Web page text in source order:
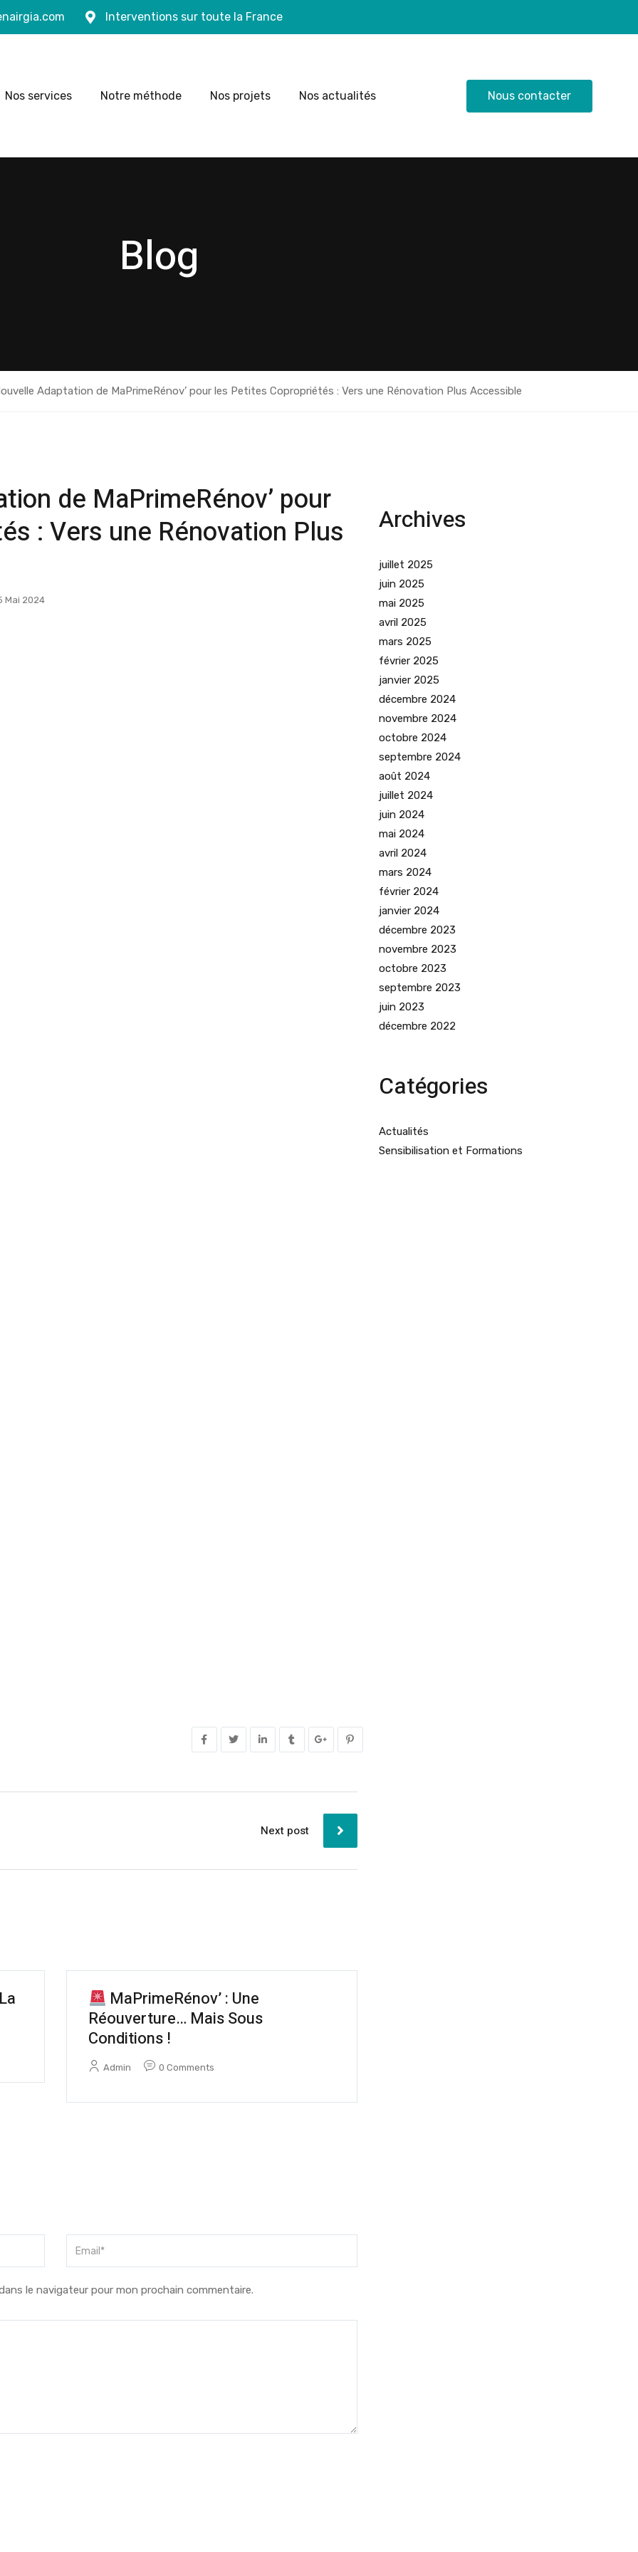
Interventions sur toute la France
Nos services Notre méthode Nos projets Nos actualités Nous contacter
Blog
Adaptation de MaPrimeRénov’ pour les Petites Copropriétés : Vers une Rénovation Plus Accessible
de MaPrimeRénov’ pour
: Vers une Rénovation Plus
Mai 2024
Next post
MaPrimeRénov’ : Une
Réouverture… Mais Sous
Conditions !
Admin 0 Comments
le navigateur pour mon prochain commentaire.
Archives
juillet 2025
juin 2025
mai 2025
avril 2025
mars 2025
février 2025
janvier 2025
décembre 2024
novembre 2024
octobre 2024
septembre 2024
août 2024
juillet 2024
juin 2024
mai 2024
avril 2024
mars 2024
février 2024
janvier 2024
décembre 2023
novembre 2023
octobre 2023
septembre 2023
juin 2023
décembre 2022
Catégories
Actualités
Sensibilisation et Formations